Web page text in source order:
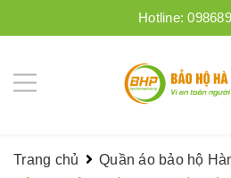
Hotline:
Trang chủ Quần áo bảo hộ